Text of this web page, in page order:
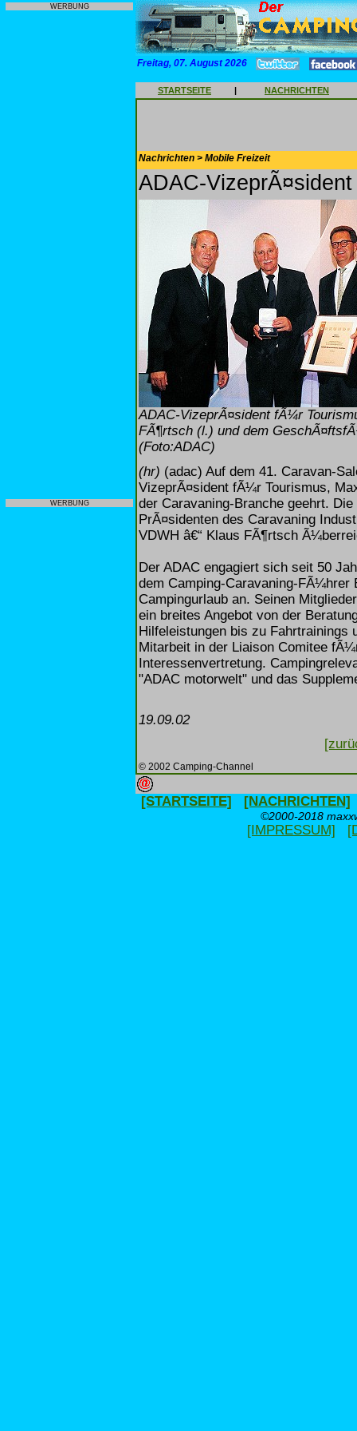
WERBUNG
WERBUNG
Freitag, 07. August 2026
STARTSEITE | NACHRICHTEN
Nachrichten > Mobile Freizeit
ADAC-
ADAC-VizeprÃ¤sident fÃ¼r
FÃ¶rtsch (l.) und dem
(Foto:ADAC)
(hr) (adac) Auf dem 41. Caravan-
VizeprÃ¤sident fÃ¼r Tourismus,
der Caravaning-Branche geehrt.
PrÃ¤sidenten des Caravaning
VDWH â€“ Klaus FÃ¶rtsch
Der ADAC engagiert sich seit 50
dem Camping-Caravaning-
Campingurlaub an. Seinen
ein breites Angebot von der
Hilfeleistungen bis zu Fahrtrainings
Mitarbeit in der Liaison Comitee
Interessenvertretung.
"ADAC motorwelt" und das
19.09.02
© 2002 Camping-Channel
[STARTSEITE] [NACHRICHTEN]
©2000-2018
[IMPRESSUM]